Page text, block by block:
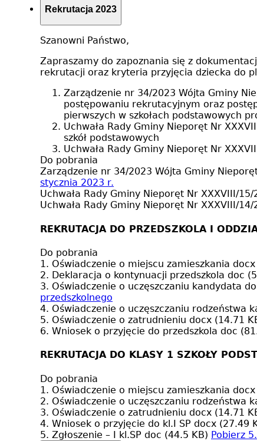
Rekrutacja 2023
Szanowni Państwo,
Zapraszamy do zapoznania się z
rekrutacji oraz kryteria przyjęcia dziecka do
Zarządzenie nr 34/2023 Wójta Gminy
postępowaniu rekrutacyjnym oraz
pierwszych w szkołach podstawowych
Uchwała Rady Gminy Nieporęt Nr
szkół podstawowych
Uchwała Rady Gminy Nieporęt Nr
Do pobrania
Zarządzenie nr 34/2023 Wójta Gminy
stycznia 2023 r.
Uchwała Rady Gminy Nieporęt Nr XXXVIII/15/
Uchwała Rady Gminy Nieporęt Nr XXXVIII/14/
REKRUTACJA DO PRZEDSZKOLA I
Do pobrania
1. Oświadczenie o miejscu zamieszkania
2. Deklaracja o kontynuacji przedszkola doc
3. Oświadczenie o uczęszczaniu kandydata
przedszkolnego
4. Oświadczenie o uczęszczaniu rodzeństwa
5. Oświadczenie o zatrudnieniu docx (14.71
6. Wniosek o przyjęcie do przedszkola doc
REKRUTACJA DO KLASY 1 SZKOŁY
Do pobrania
1. Oświadczenie o miejscu zamieszkania
2. Oświadczenie o uczęszczaniu rodzeństwa
3. Oświadczenie o zatrudnieniu docx (14.71
4. Wniosek o przyjęcie do kl.I SP docx (27.49
5. Zgłoszenie – I kl.SP doc (44.5 KB) Pobierz